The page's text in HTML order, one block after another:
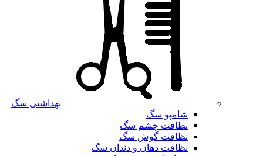
بهداشتی سگ
شامپو سگ
نظافت چشم سگ
نظافت گوش سگ
نظافت دهان و دندان سگ